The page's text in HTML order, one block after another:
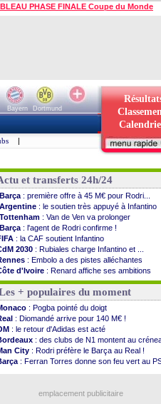
PHASE FINALE Coupe du Monde
Bayern
Dortmund
|
et transferts 24h/24
Barça : première offre à 45 M€ pour Rodri...
Argentine : le soutien très appuyé à Infantino
Tottenham : Van de Ven va prolonger
Barça : l'agent de Rodri confirme !
: la CAF soutient Infantino
2030 : Rubiales charge Infantino et ...
: Embolo a des pistes alléchantes
d'Ivoire : Renard affiche ses ambitions
: Haise confirme pour Aït Boudlal
City: Trafford à Leeds pour 47 M€ (off...
Utd: Zirkzee vers la Juventus ?
: Monaco s'impose contre Getafe
: Der Zakarian et sa relation avec Kita
: le club prêt à libérer Kondogbia ?
: le message touchant d'Akliouche
: Tebas en remet une couche
: l'UEFA maintient la pression
: Mangala va rejoindre Getafe
+ populaires du moment
: Pogba pointé du doigt
: Diomandé arrive pour 140 M€ !
: le retour d'Adidas est acté
: des clubs de N1 montent au
City : Rodri préfère le Barça au Real !
: Ferran Torres donne son feu vert au
emplacement publicitaire